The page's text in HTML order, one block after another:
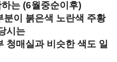
는 (6월중순이후)
분이 붉은색 노란색 주황
시는
청매실과 비슷한 색도 일